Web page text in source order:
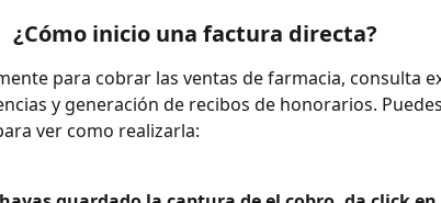
¿Cómo inicio una factura directa?
para cobrar las ventas de farmacia, consulta
y generación de recibos de honorarios.
ver como realizarla: